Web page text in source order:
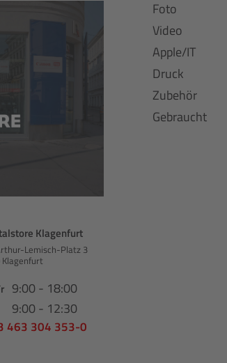
Klagenfurt
Lemisch-Platz 3
9:00 - 18:00
9:00 - 12:30
463 304 353-0
Foto
Video
Apple/IT
Druck
Zubehör
Gebraucht